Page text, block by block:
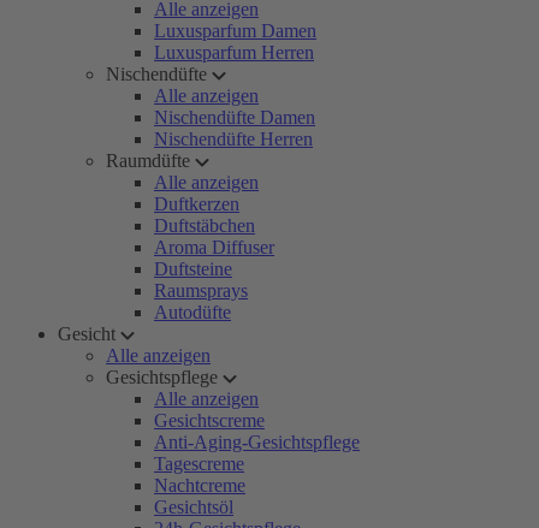
Alle anzeigen
Luxusparfum Damen
Luxusparfum Herren
Nischendüfte
Alle anzeigen
Nischendüfte Damen
Nischendüfte Herren
Raumdüfte
Alle anzeigen
Duftkerzen
Duftstäbchen
Aroma Diffuser
Duftsteine
Raumsprays
Autodüfte
Gesicht
Alle anzeigen
Gesichtspflege
Alle anzeigen
Gesichtscreme
Anti-Aging-Gesichtspflege
Tagescreme
Nachtcreme
Gesichtsöl